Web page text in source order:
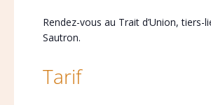
Rendez-vous au Trait d’Union, tiers-
Sautron.
Tarif